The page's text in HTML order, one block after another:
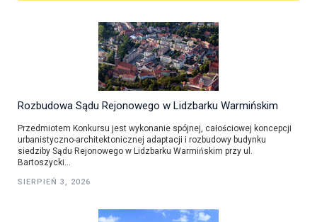
Rozbudowa Sądu Rejonowego w Lidzbarku Warmińskim
Przedmiotem Konkursu jest wykonanie spójnej, całościowej koncepcji
urbanistyczno-architektonicznej adaptacji i rozbudowy budynku
siedziby Sądu Rejonowego w Lidzbarku Warmińskim przy ul.
Bartoszycki...
SIERPIEŃ 3, 2026